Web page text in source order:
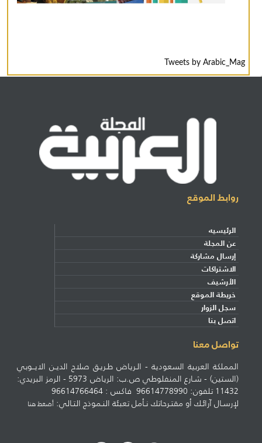
Tweets by Arabic_Mag
روابط الموقع
الرئيسيه
عن المجلة
إرسال مشاركة
الاشتراكات
الأرشيف
خريطة الموقع
سجل الزوار
اتصل بنا
تواصل معنا
المملكة العربية السعودية - الـرياض طـريـق صلاح الديـن الايــوبي
(الستين) - شـارع المنفلوطي ص.ب: الرياض 5973 - الرمز البريدي:
11432 تلفون: 96614778990 فاكس : 96614766464
لإرسـال آرائـك أو مقتـرحاتك نـأمل تعبئة النـموذج التـالي:أضغط هنا